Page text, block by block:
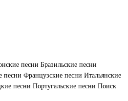
песни Бразильские песни
песни Французские песни Итальянские
песни Португальские песни Поиск